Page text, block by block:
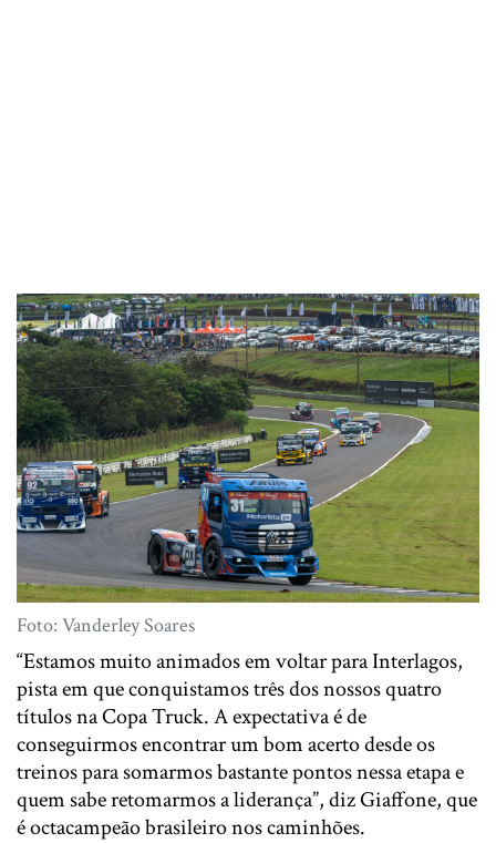
Foto: Vanderley Soares
“Estamos muito animados em voltar para Interlagos,
pista em que conquistamos três dos nossos quatro
títulos na Copa Truck. A expectativa é de
conseguirmos encontrar um bom acerto desde os
treinos para somarmos bastante pontos nessa etapa e
quem sabe retomarmos a liderança”, diz Giaffone, que
é octacampeão brasileiro nos caminhões.